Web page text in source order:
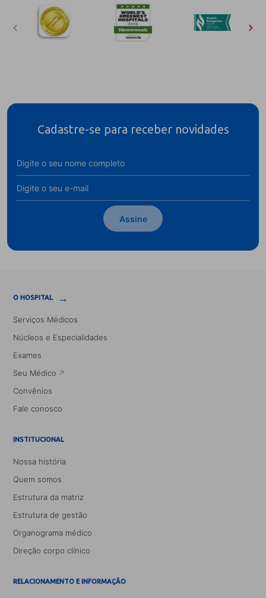
Cadastre-se para receber novidades
Assine
O HOSPITAL →
Serviços Médicos
Núcleos e Especialidades
Exames
Seu Médico
Convênios
Fale conosco
INSTITUCIONAL
Nossa história
Quem somos
Estrutura da matriz
Estrutura de gestão
Organograma médico
Direção corpo clínico
RELACIONAMENTO E INFORMAÇÃO